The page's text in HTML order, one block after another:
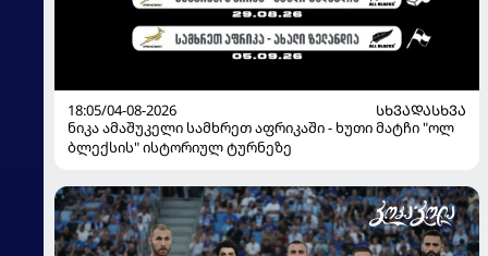
18:05/04-08-2026
ᲡᲮᲕᲐᲓᲐᲡᲮᲕᲐ
ნიკა ამაშუკელი სამხრეთ აფრიკაში - ხუთი მატჩი "ოლ
ბლექსის" ისტორიულ ტურნეზე